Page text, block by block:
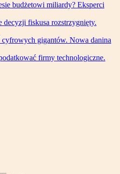
budżetowi miliardy? Eksperci
decyzji fiskusa rozstrzygnięty.
cyfrowych gigantów. Nowa danina
firmy technologiczne.